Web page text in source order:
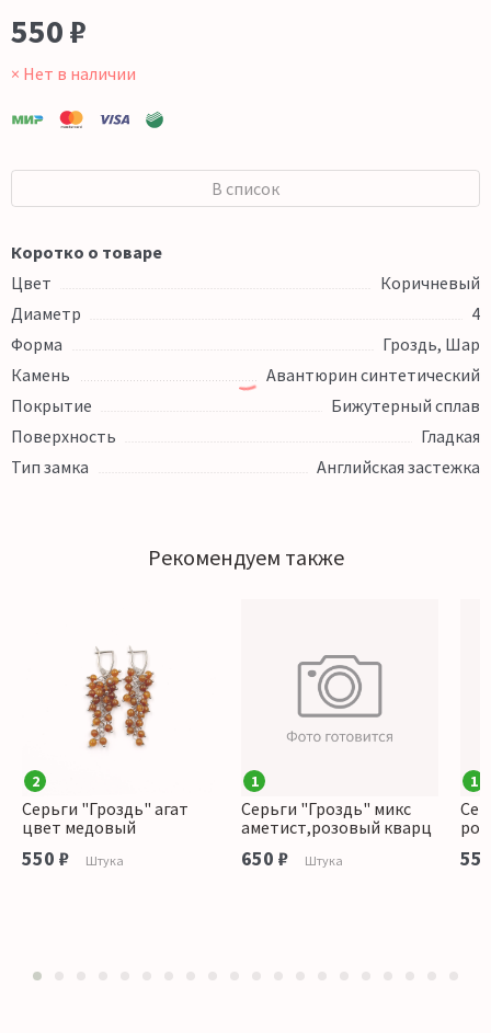
550 ₽
× Нет в наличии
В список
Коротко о товаре
Цвет
Коричневый
Диаметр
4
Форма
Гроздь, Шар
Камень
Авантюрин синтетический
Покрытие
Бижутерный сплав
Поверхность
Гладкая
Тип замка
Английская застежка
Рекомендуем также
2
Серьги "Гроздь" агат
цвет медовый
550 ₽ Штука
1
Серьги "Гроздь" микс
аметист,розовый кварц
650 ₽ Штука
1